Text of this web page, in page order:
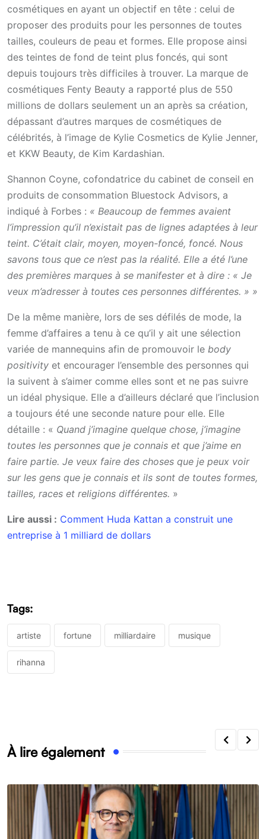
cosmétiques en ayant un objectif en tête : celui de
proposer des produits pour les personnes de toutes
tailles, couleurs de peau et formes. Elle propose ainsi
des teintes de fond de teint plus foncés, qui sont
depuis toujours très difficiles à trouver. La marque de
cosmétiques Fenty Beauty a rapporté plus de 550
millions de dollars seulement un an après sa création,
dépassant d’autres marques de cosmétiques de
célébrités, à l’image de Kylie Cosmetics de Kylie Jenner,
et KKW Beauty, de Kim Kardashian.
Shannon Coyne, cofondatrice du cabinet de conseil en
produits de consommation Bluestock Advisors, a
indiqué à Forbes : « Beaucoup de femmes avaient
l’impression qu’il n’existait pas de lignes adaptées à leur
teint. C’était clair, moyen, moyen-foncé, foncé. Nous
savons tous que ce n’est pas la réalité. Elle a été l’une
des premières marques à se manifester et à dire : « Je
veux m’adresser à toutes ces personnes différentes. » »
De la même manière, lors de ses défilés de mode, la
femme d’affaires a tenu à ce qu’il y ait une sélection
variée de mannequins afin de promouvoir le body
positivity et encourager l’ensemble des personnes qui
la suivent à s’aimer comme elles sont et ne pas suivre
un idéal physique. Elle a d’ailleurs déclaré que l’inclusion
a toujours été une seconde nature pour elle. Elle
détaille : « Quand j’imagine quelque chose, j’imagine
toutes les personnes que je connais et que j’aime en
faire partie. Je veux faire des choses que je peux voir
sur les gens que je connais et ils sont de toutes formes,
tailles, races et religions différentes. »
Lire aussi : Comment Huda Kattan a construit une
entreprise à 1 milliard de dollars
Tags:
artiste fortune milliardaire musique
rihanna
À lire également